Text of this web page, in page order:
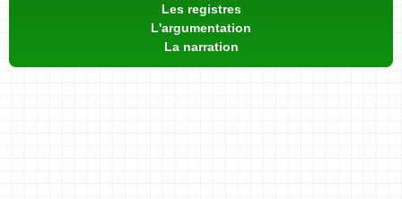
Les registres
L'argumentation
La narration